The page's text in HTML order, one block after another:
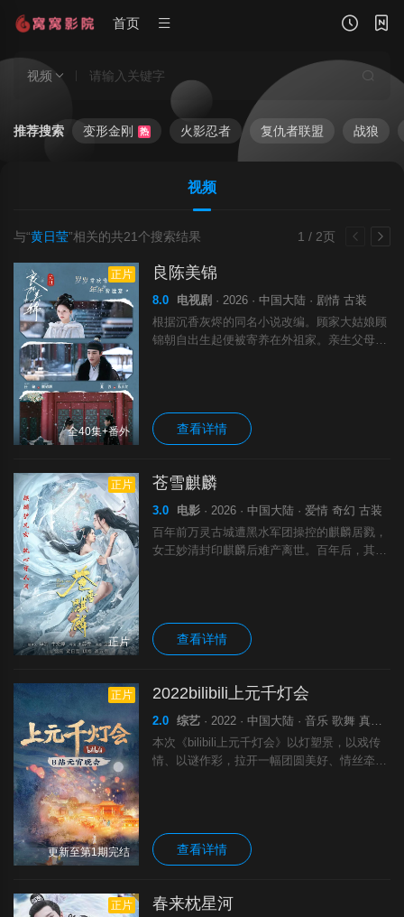
首页
视频
推荐搜索 变形金刚 热 火影忍者 复仇者联盟 战狼
视频
1 / 2页
与“黄日莹”相关的共21个搜索结果
正片
全40集+番外
良陈美锦
8.0 电视剧 · 2026 · 中国大陆 · 剧情 古装
根据沉香灰烬的同名小说改编。顾家大姑娘顾
锦朝自出生起便被寄养在外祖家。亲生父母的
查看详情
正片
正片
苍雪麒麟
3.0 电影 · 2026 · 中国大陆 · 爱情 奇幻 古装
百年前万灵古城遭黑水军团操控的麒麟居戮，
女王妙清封印麒麟后难产离世。百年后，其遗
查看详情
正片
更新至第1期完结
2022bilibili上元千灯会
2.0 综艺 · 2022 · 中国大陆 · 音乐 歌舞 真人秀
本次《bilibili上元千灯会》以灯塑景，以戏传
情、以谜作彩，拉开一幅团圆美好、情丝牵绕
查看详情
正片 春来枕星河